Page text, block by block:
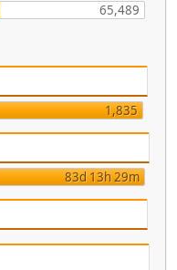
65,489
1,835
83d 13h 29m